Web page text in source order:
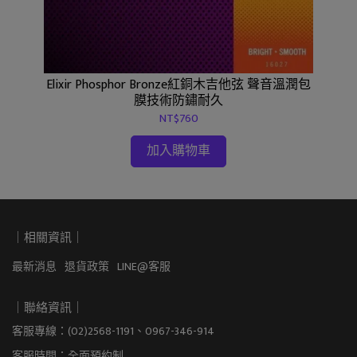
Elixir Phosphor Bronze紅銅木吉他弦 聲音溫潤包
膜技術防鏽耐久
NT$760
加入購物車
｜相關資訊｜
最新消息 退貨政策 LINE@客服
｜聯絡資訊｜
客服專線：(02)2568-1191、0967-346-914